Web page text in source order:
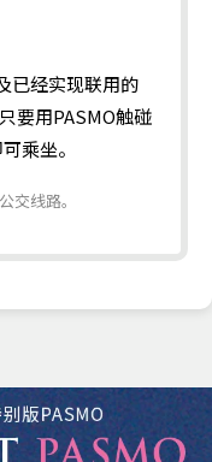
已经实现联用的
只要用PASMO触碰
乘坐。
线路。